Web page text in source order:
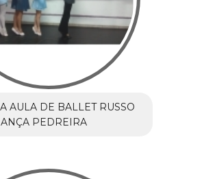
AULA DE BALLET RUSSO
PEDREIRA